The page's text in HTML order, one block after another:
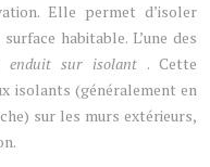
Elle permet d’isoler
habitable. L’une des
enduit sur isolant . Cette
isolants (généralement en
sur les murs extérieurs,